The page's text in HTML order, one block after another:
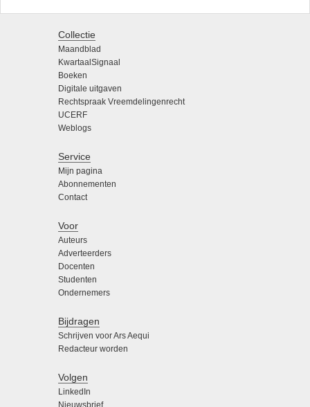
Collectie
Maandblad
KwartaalSignaal
Boeken
Digitale uitgaven
Rechtspraak Vreemdelingenrecht
UCERF
Weblogs
Service
Mijn pagina
Abonnementen
Contact
Voor
Auteurs
Adverteerders
Docenten
Studenten
Ondernemers
Bijdragen
Schrijven voor Ars Aequi
Redacteur worden
Volgen
LinkedIn